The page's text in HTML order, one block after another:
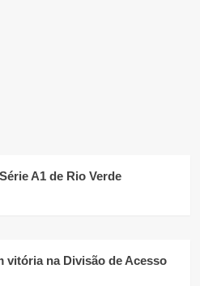
A1 de Rio Verde
vitória na Divisão de Acesso